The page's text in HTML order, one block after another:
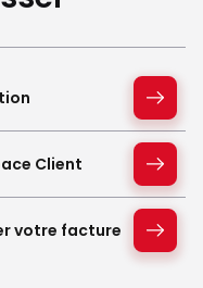
Client
votre facture